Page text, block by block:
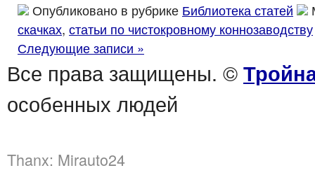
Опубликовано в рубрике Библиотека статей
скачках, статьи по чистокровному коннозаводству
Следующие записи »
Все права защищены. ©
особенных людей
Thanx: Mirauto24